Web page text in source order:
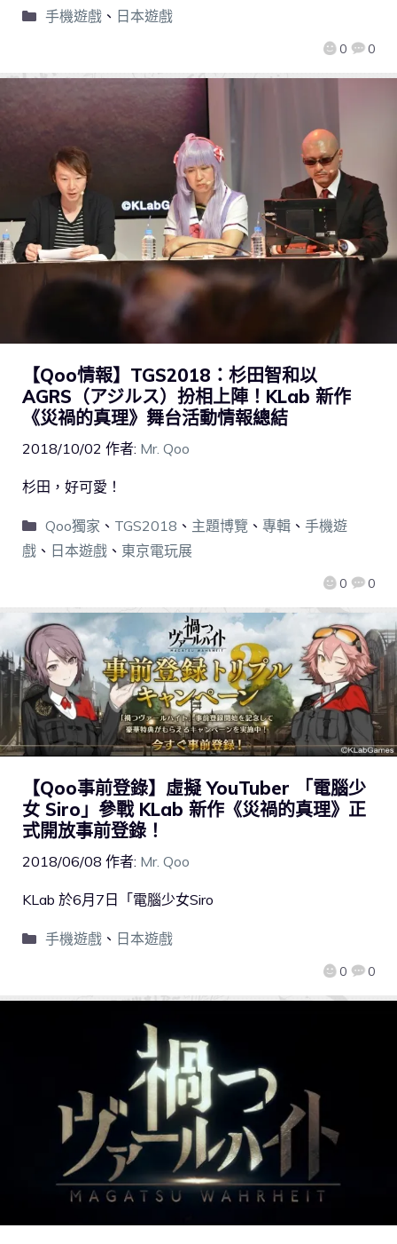
0 0
手機遊戲、 日本遊戲
【Qoo情報】TGS2018：杉田智和以
AGRS（アジルス）扮相上陣！KLab 新作
《災禍的真理》舞台活動情報總結
2018/10/02 作者: Mr. Qoo
0 0
杉田，好可愛！
Qoo獨家 、 TGS2018 、 主題博覽 、 專輯、 手機遊
戲 、 日本遊戲 、 東京電玩展
【Qoo事前登錄】虛擬 YouTuber 「電腦少
女 Siro」參戰 KLab 新作《災禍的真理》正
式開放事前登錄！
2018/06/08 作者: Mr. Qoo
0 0
KLab 於6月7日「電腦少女Siro
手機遊戲、 日本遊戲